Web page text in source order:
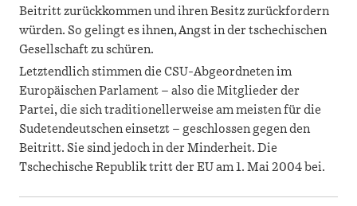
Beitritt zurückkommen und ihren Besitz zurückfordern
würden. So gelingt es ihnen, Angst in der tschechischen
Gesellschaft zu schüren.
Letztendlich stimmen die CSU-Abgeordneten im
Europäischen Parlament – also die Mitglieder der
Partei, die sich traditionellerweise am meisten für die
Sudetendeutschen einsetzt – geschlossen gegen den
Beitritt. Sie sind jedoch in der Minderheit. Die
Tschechische Republik tritt der EU am 1. Mai 2004 bei.